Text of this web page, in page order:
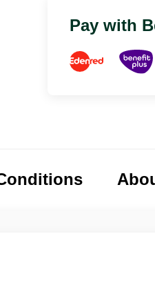
Pay with